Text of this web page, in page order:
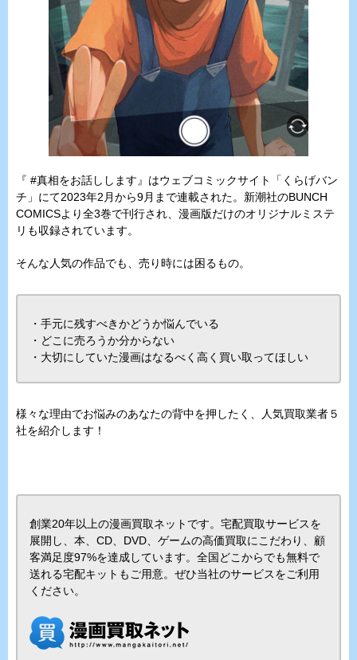
『 #真相をお話しします』はウェブコミックサイト「くらげバン
チ」にて2023年2月から9月まで連載された。新潮社のBUNCH
COMICSより全3巻で刊行され、漫画版だけのオリジナルミステ
リも収録されています。
そんな人気の作品でも、売り時には困るもの。
・手元に残すべきかどうか悩んでいる
・どこに売ろうか分からない
・大切にしていた漫画はなるべく高く買い取ってほしい
様々な理由でお悩みのあなたの背中を押したく、人気買取業者５
社を紹介します！
創業20年以上の漫画買取ネットです。宅配買取サービスを
展開し、本、CD、DVD、ゲームの高価買取にこだわり、顧
客満足度97%を達成しています。全国どこからでも無料で
送れる宅配キットもご用意。ぜひ当社のサービスをご利用
ください。